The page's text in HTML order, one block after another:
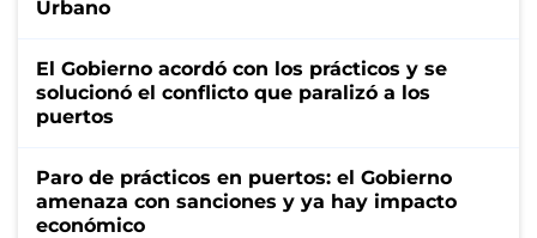
Urbano
El Gobierno acordó con los prácticos y se
solucionó el conflicto que paralizó a los
puertos
Paro de prácticos en puertos: el Gobierno
amenaza con sanciones y ya hay impacto
económico